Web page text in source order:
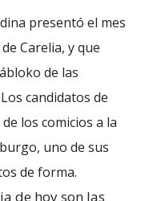
presentó el mes
Carelia, y que
de las
candidatos de
los comicios a la
uno de sus
de forma.
de hoy son las